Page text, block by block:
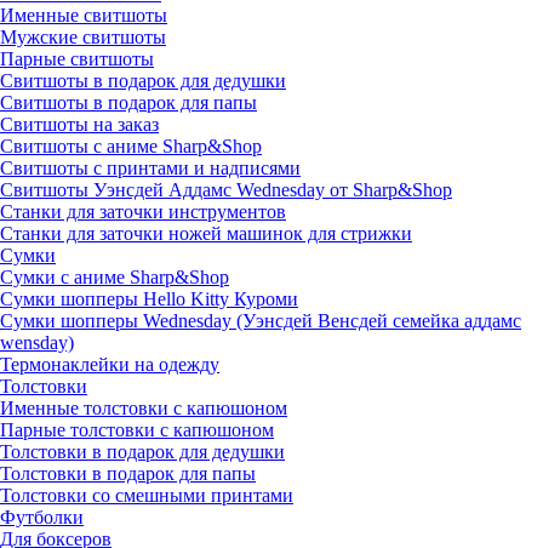
Именные свитшоты
Мужские свитшоты
Парные свитшоты
Свитшоты в подарок для дедушки
Свитшоты в подарок для папы
Свитшоты на заказ
Свитшоты с аниме Sharp&Shop
Свитшоты с принтами и надписями
Свитшоты Уэнсдей Аддамс Wednesday от Sharp&Shop
Станки для заточки инструментов
Станки для заточки ножей машинок для стрижки
Сумки
Сумки с аниме Sharp&Shop
Сумки шопперы Hello Kitty Куроми
Сумки шопперы Wednesday (Уэнсдей Венсдей семейка аддамс
wensday)
Термонаклейки на одежду
Толстовки
Именные толстовки с капюшоном
Парные толстовки с капюшоном
Толстовки в подарок для дедушки
Толстовки в подарок для папы
Толстовки со смешными принтами
Футболки
Для боксеров